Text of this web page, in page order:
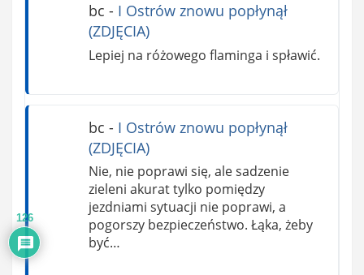
bc - I Ostrów znowu popłynął
(ZDJĘCIA)
Lepiej na różowego flaminga i spławić.
bc - I Ostrów znowu popłynął
(ZDJĘCIA)
Nie, nie poprawi się, ale sadzenie
zieleni akurat tylko pomiędzy
jezdniami sytuacji nie poprawi, a
pogorszy bezpieczeństwo. Łąka, żeby
być…
126